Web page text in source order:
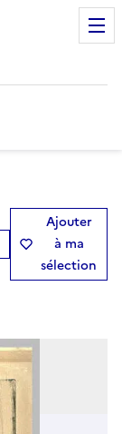
Ajouter
à ma
sélection